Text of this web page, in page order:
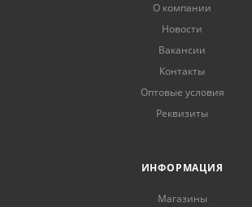
О компании
Новости
Вакансии
Контакты
Оптовые условия
Реквизиты
ИНФОРМАЦИЯ
Магазины